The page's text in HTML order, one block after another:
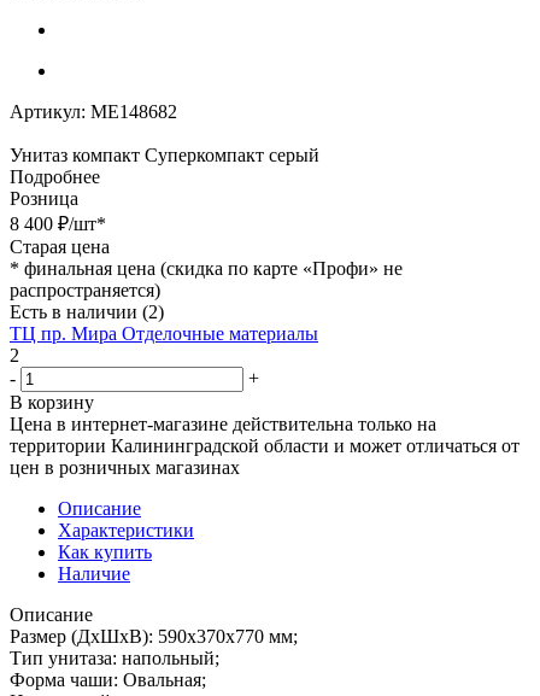
Артикул: МЕ148682
Унитаз компакт Суперкомпакт серый
Подробнее
Розница
8 400 ₽/шт*
Старая цена
* финальная цена (скидка по карте «Профи» не
распространяется)
Есть в наличии (2)
ТЦ пр. Мира Отделочные материалы
2
-
+
В корзину
Цена в интернет-магазине действительна только на
территории Калининградской области и может отличаться от
цен в розничных магазинах
Описание
Характеристики
Как купить
Наличие
Описание
Размер (ДхШхВ): 590х370х770 мм;
Тип унитаза: напольный;
Форма чаши: Овальная;